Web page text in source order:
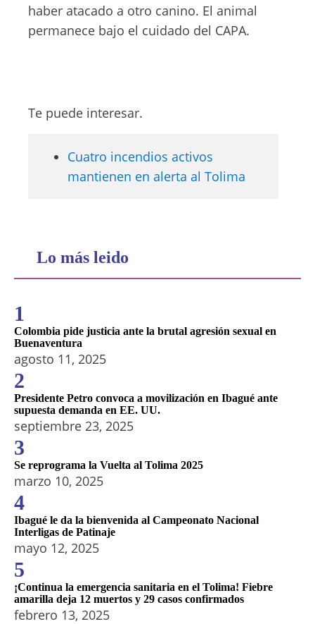
haber atacado a otro canino. El animal
permanece bajo el cuidado del CAPA.
Te puede interesar.
Cuatro incendios activos
mantienen en alerta al Tolima
Lo más leido
1
Colombia pide justicia ante la brutal agresión sexual en
Buenaventura
agosto 11, 2025
2
Presidente Petro convoca a movilización en Ibagué ante
supuesta demanda en EE. UU.
septiembre 23, 2025
3
Se reprograma la Vuelta al Tolima 2025
marzo 10, 2025
4
Ibagué le da la bienvenida al Campeonato Nacional
Interligas de Patinaje
mayo 12, 2025
5
¡Continua la emergencia sanitaria en el Tolima! Fiebre
amarilla deja 12 muertos y 29 casos confirmados
febrero 13, 2025